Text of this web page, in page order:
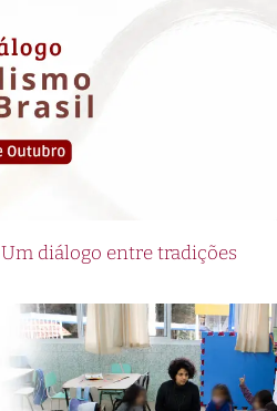
diálogo entre tradições